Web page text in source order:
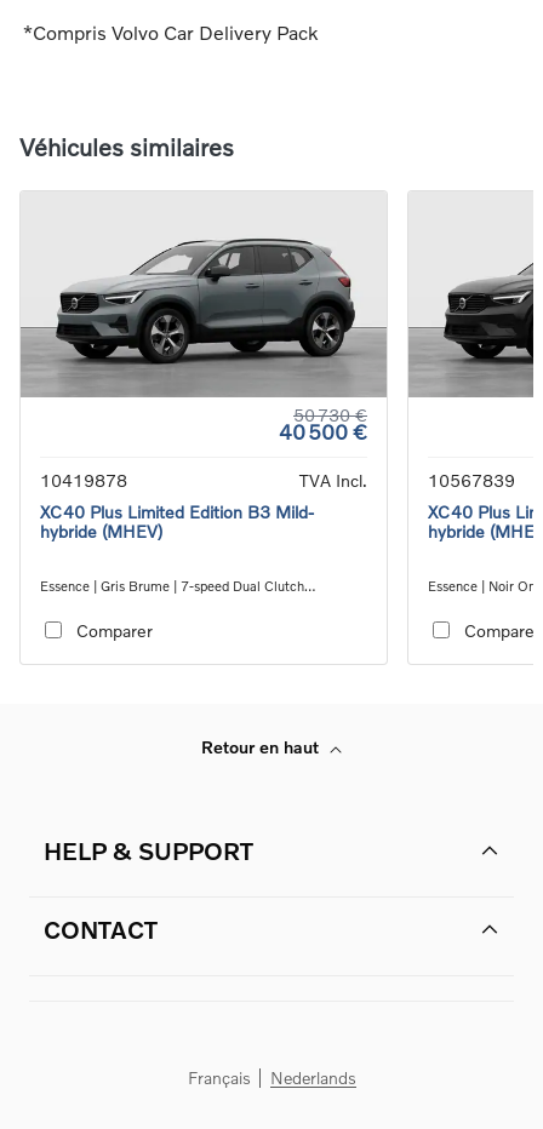
*Compris Volvo Car Delivery Pack
Véhicules similaires
50 730 €
40 500 €
10419878
TVA Incl.
XC40 Plus Limited Edition B3 Mild-
hybride (MHEV)
Essence | Gris Brume | 7-speed Dual Clutch
Comparer
10567839
XC40 Plus
hybride
Essence | Noir
Comparer
Retour en haut
HELP & SUPPORT
CONTACT
Français Nederlands